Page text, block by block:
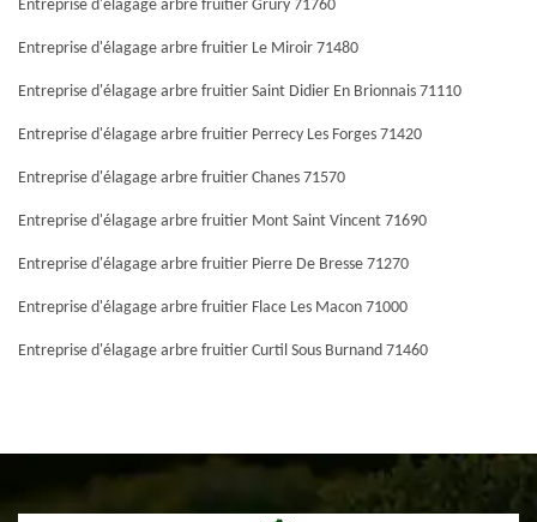
Entreprise d'élagage arbre fruitier Grury 71760
Entreprise d'élagage arbre fruitier Le Miroir 71480
Entreprise d'élagage arbre fruitier Saint Didier En Brionnais 71110
Entreprise d'élagage arbre fruitier Perrecy Les Forges 71420
Entreprise d'élagage arbre fruitier Chanes 71570
Entreprise d'élagage arbre fruitier Mont Saint Vincent 71690
Entreprise d'élagage arbre fruitier Pierre De Bresse 71270
Entreprise d'élagage arbre fruitier Flace Les Macon 71000
Entreprise d'élagage arbre fruitier Curtil Sous Burnand 71460